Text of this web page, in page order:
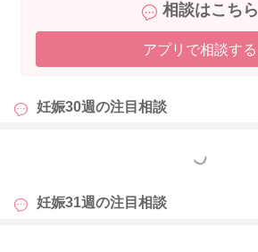
相談はこちら
アプリで相談する
妊娠30週の注目相談
もっと見る
妊娠31週の注目相談